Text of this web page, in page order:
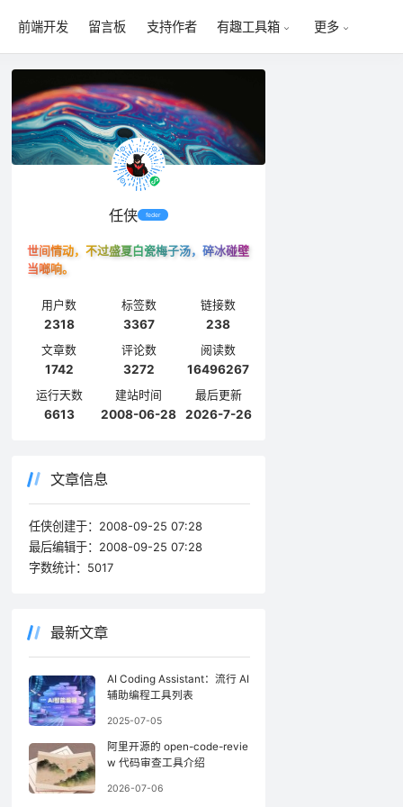
前端开发 留言板 支持作者 有趣工具箱 更多
任侠 feder
世间情动，不过盛夏白瓷梅子汤，碎冰碰壁
当啷响。
用户数
2318
标签数
3367
链接数
238
文章数
1742
评论数
3272
阅读数
16496267
运行天数
6613
建站时间
2008-06-28
最后更新
2026-7-26
文章信息
任侠创建于： 2008-09-25 07:28
最后编辑于： 2008-09-25 07:28
字数统计： 5017
最新文章
AI Coding Assistant：流行 AI
辅助编程工具列表
2025-07-05
阿里开源的 open-code-revie
w 代码审查工具介绍
2026-07-06